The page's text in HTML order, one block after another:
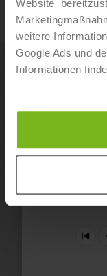
Website
weitere
Google Ads und
Informationen
Ausbildung
Sport- und
01.04.2027
Ab sofort